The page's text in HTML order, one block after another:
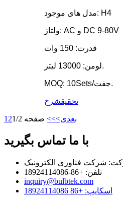
مدل های موجود: H4
ولتاژ: AC و DC 9-80V
قدرت: 150 وات
لومن: 13000 لیتر.
MOQ: 10Sets/جفت.
تحقیقشرح
1 2 بعدی>>> صفحه 1/2
با ما تماس بگیرید
تلفن: +86-18924114086
inquiry@bulbtek.com
اسکایپ: +86 18924114086